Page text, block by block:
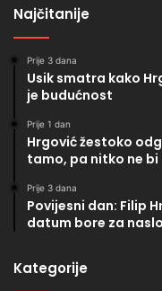
Najčitanije
Prije 3 dana
Usik smatra kako
je budućnost
Prije 1 dan
Hrgović žestoko
tamo, pa nitko ne bi
Prije 3 dana
Povijesni dan: Filip
datum bore za
Kategorije